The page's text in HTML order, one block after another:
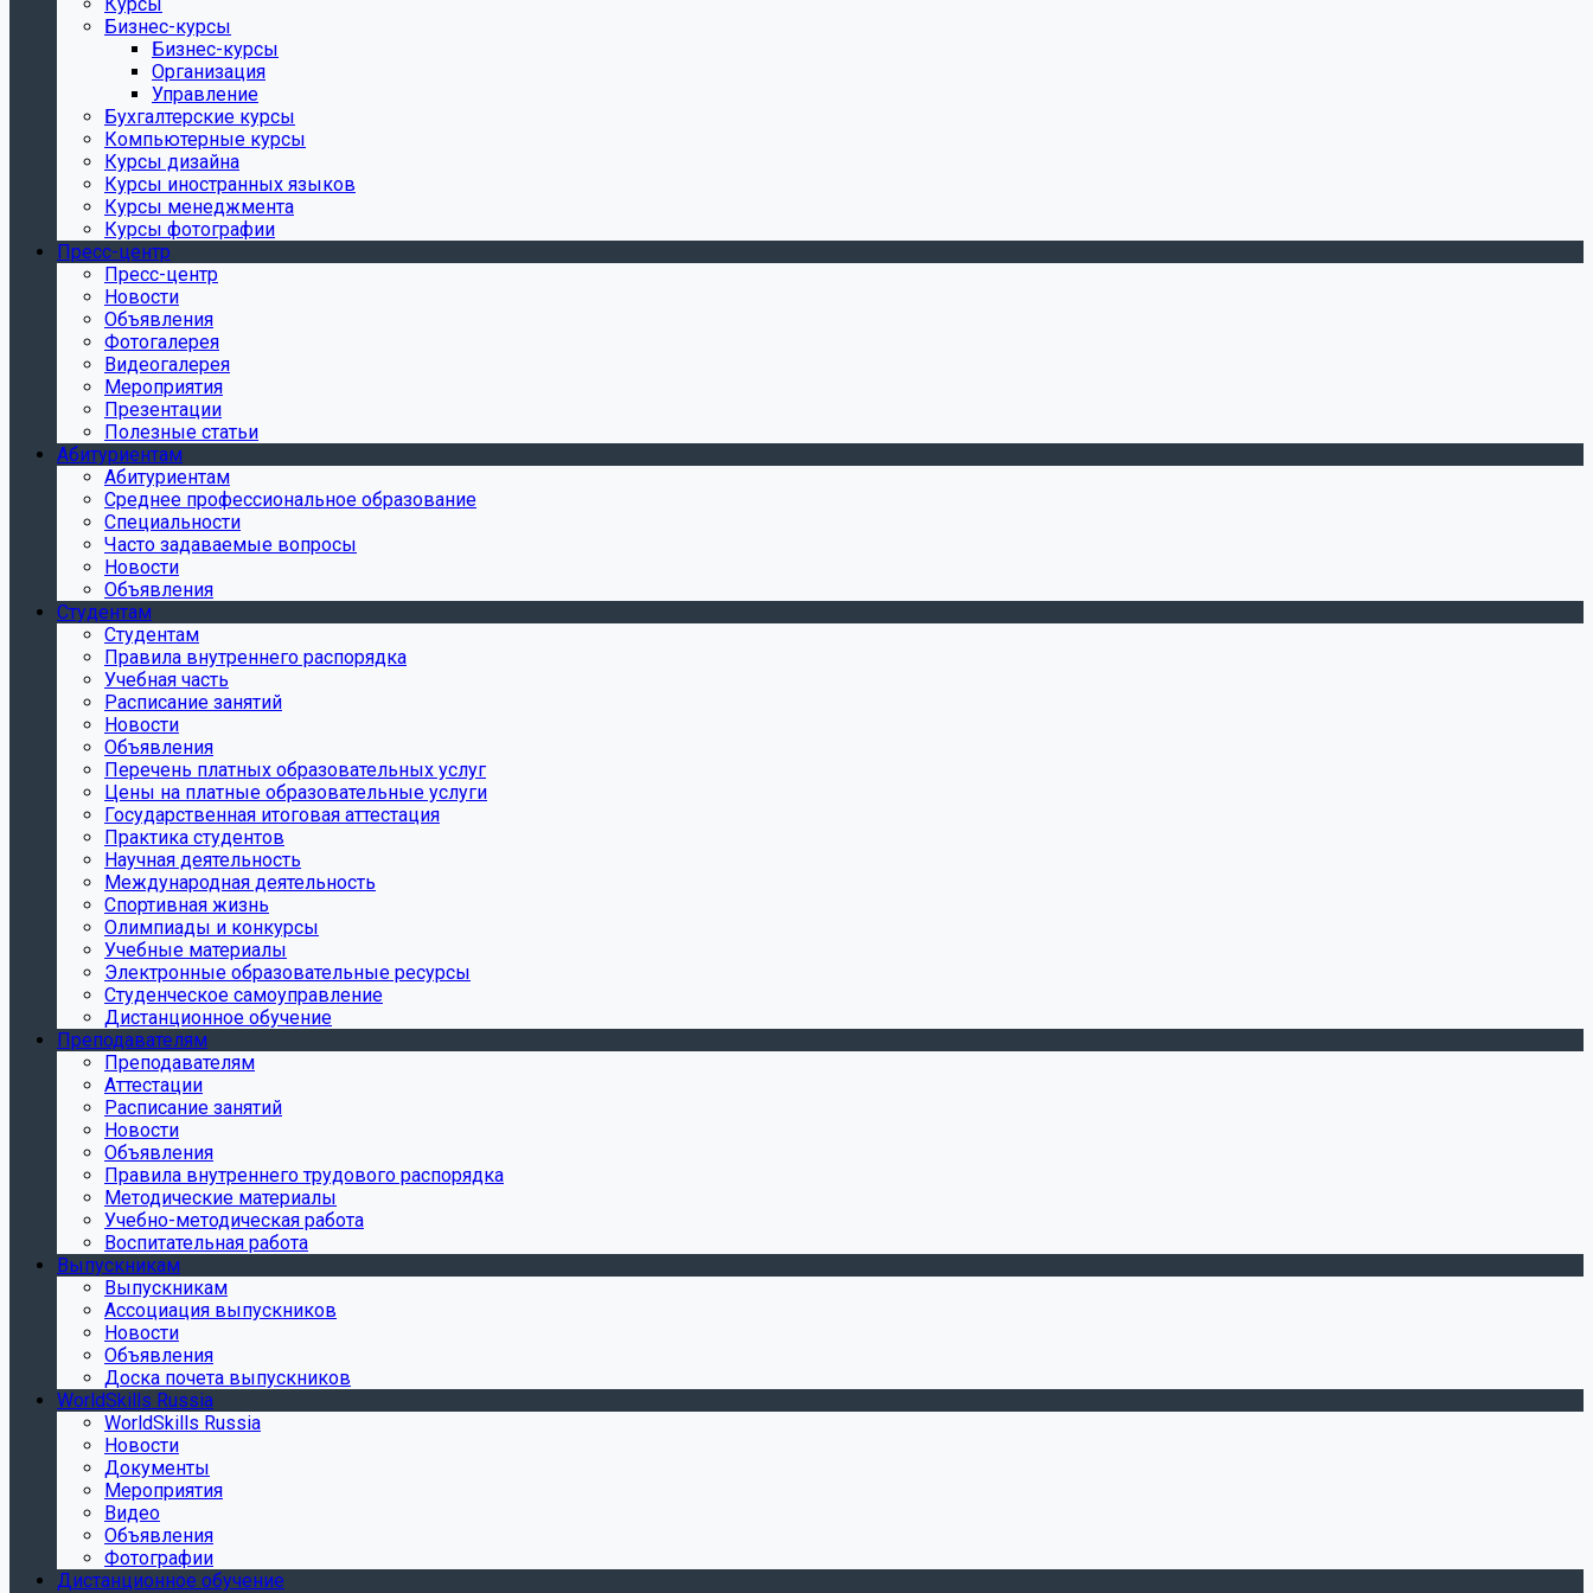
Бизнес-курсы
Бизнес-курсы
Организация
Управление
Бухгалтерские курсы
Компьютерные курсы
Курсы дизайна
Курсы иностранных языков
Курсы менеджмента
Курсы фотографии
Пресс-центр
Пресс-центр
Новости
Объявления
Фотогалерея
Видеогалерея
Мероприятия
Презентации
Полезные статьи
Абитуриентам
Абитуриентам
Среднее профессиональное образование
Специальности
Часто задаваемые вопросы
Новости
Объявления
Студентам
Студентам
Правила внутреннего распорядка
Учебная часть
Расписание занятий
Новости
Объявления
Перечень платных образовательных услуг
Цены на платные образовательные услуги
Государственная итоговая аттестация
Практика студентов
Научная деятельность
Международная деятельность
Спортивная жизнь
Олимпиады и конкурсы
Учебные материалы
Электронные образовательные ресурсы
Студенческое самоуправление
Дистанционное обучение
Преподавателям
Преподавателям
Аттестации
Расписание занятий
Новости
Объявления
Правила внутреннего трудового распорядка
Методические материалы
Учебно-методическая работа
Воспитательная работа
Выпускникам
Выпускникам
Ассоциация выпускников
Новости
Объявления
Доска почета выпускников
WorldSkills Russia
WorldSkills Russia
Новости
Документы
Мероприятия
Видео
Объявления
Фотографии
Дистанционное обучение